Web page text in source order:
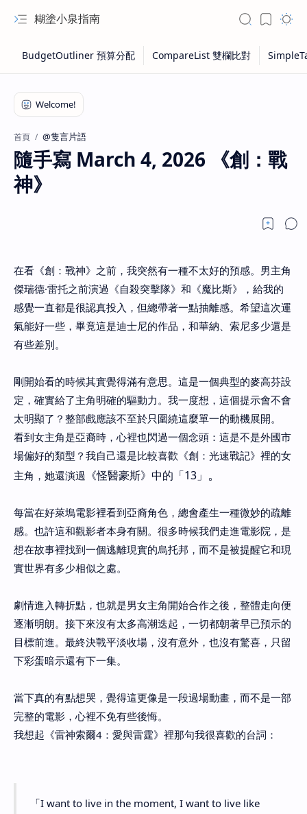
糊塗小泉指南
首頁 @隻言片語
隨手寫 March 4, 2026 《創：戰
神》
在看《創：戰神》之前，我突然有一種不太好的預感。男主角
傑瑞德·雷托之前演過《自殺突擊隊》和《魔比斯》，給我的
感覺一直都是很認真投入，但總帶著一點抽離感。希望這次運
氣能好一些，畢竟這是迪士尼的作品，和華納、索尼多少還是
有些差別。
剛開始看的時候其實覺得滿有意思。這是一個典型的麥高芬設
定，確實給了主角明確的驅動力。我一度想，這個提示會不會
太明顯了？整部戲應該不至於只圍繞這麼單一的動機展開。
看到女主角是亞裔時，心裡也閃過一個念頭：這是不是外國市
場偏好的類型？我自己還是比較喜歡《創：光速戰記》裡的女
主角，她還演過 《怪醫豪斯》中的「13」 。
每當在好萊塢電影裡看到亞裔角色，總會產生一種微妙的疏離
感。也許這和觀影者本身有關。很多時候我們走進電影院，是
想在故事裡找到一個逃離現實的烏托邦，而不是被提醒它和現
實世界有多少相似之處。
劇情進入轉折點，也就是男女主角開始合作之後，整體走向便
逐漸明朗。接下來沒有太多高潮迭起，一切都朝著早已預示的
目標前進。最終決戰平淡收場，沒有意外，也沒有驚喜，只留
下彩蛋暗示還有下一集。
當下真的有點想哭，覺得這更像是一段過場動畫，而不是一部
完整的電影，心裡不免有些後悔。
我想起《雷神索爾4：愛與雷霆》裡那句我很喜歡的台詞：
「I want to live in the moment, I want to live like